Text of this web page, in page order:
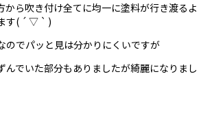
から吹き付け全てに均一に塗料が行き渡るよ
す( ´ ▽ ` )
のでパッと見は分かりにくいですが
んでいた部分もありましたが綺麗になりまし